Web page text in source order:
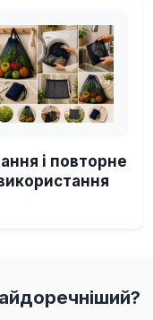
і повторне